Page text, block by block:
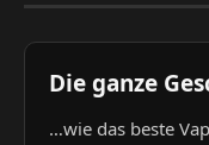
Die ganze
…wie das beste